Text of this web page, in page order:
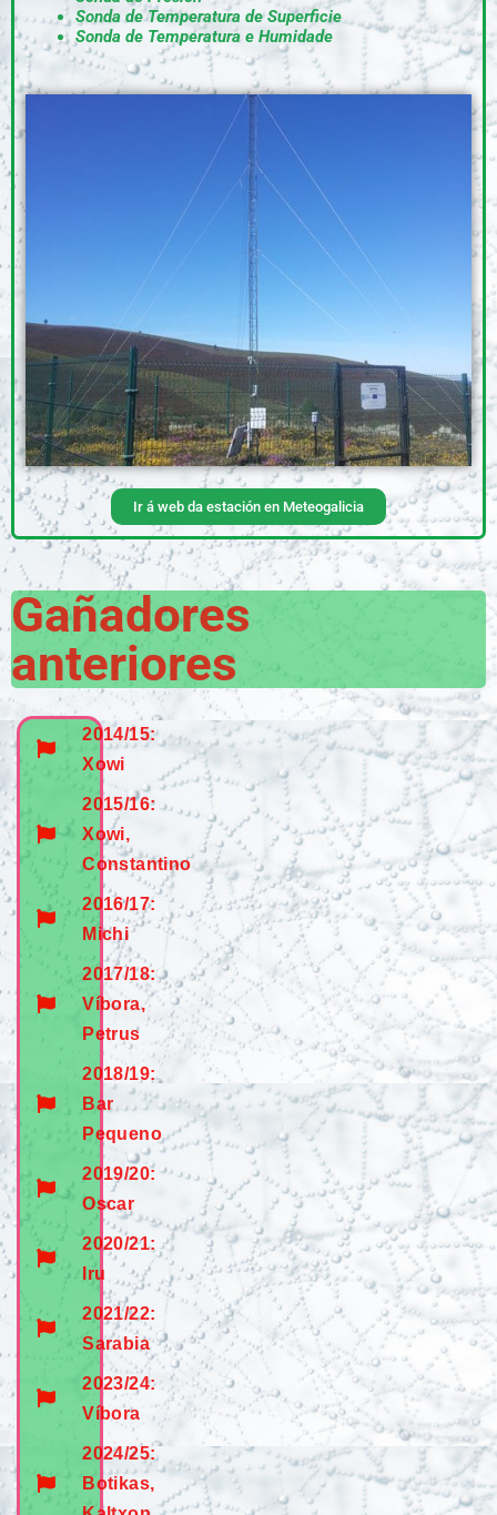
Sonda de Temperatura de Superficie
Sonda de Temperatura e Humidade
Ir á web da estación en Meteogalicia
Gañadores
anteriores
2014/15:
Xowi
2015/16:
Xowi,
Constantino
2016/17:
Michi
2017/18:
Víbora,
Petrus
2018/19:
Bar
Pequeno
2019/20:
Oscar
2020/21:
Iru
2021/22:
Sarabia
2023/24:
Víbora
2024/25:
Botikas,